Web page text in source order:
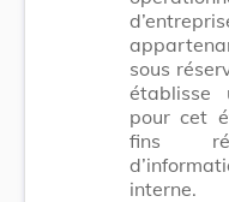
sous
établisse
pour cet
fins
interne.